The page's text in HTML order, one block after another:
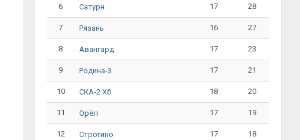
6 Сатурн 17 28
7 Рязань 16 27
8 Авангард 17 23
9 Родина-3 17 21
10 СКА-2 Хб 18 20
11 Орёл 17 19
12 Строгино 17 18